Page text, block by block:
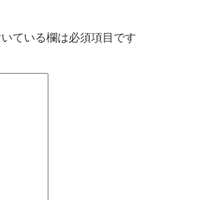
ている欄は必須項目です